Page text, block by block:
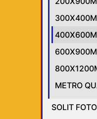
METRO
SOLIT